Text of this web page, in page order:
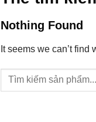
Nothing Found
It seems we can’t